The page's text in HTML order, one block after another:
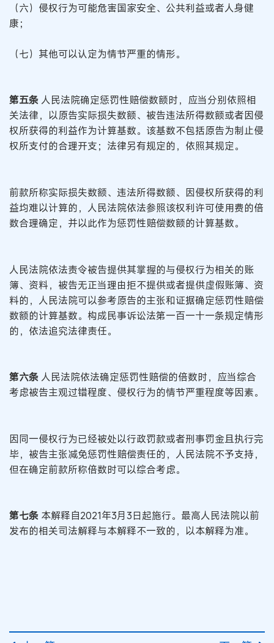
（六）侵权行为可能危害国家安全、公共利益或者人身健
康；
（七）其他可以认定为情节严重的情形。
第五条 人民法院确定惩罚性赔偿数额时，应当分别依照相
关法律，以原告实际损失数额、被告违法所得数额或者因侵
权所获得的利益作为计算基数。该基数不包括原告为制止侵
权所支付的合理开支；法律另有规定的，依照其规定。
前款所称实际损失数额、违法所得数额、因侵权所获得的利
益均难以计算的，人民法院依法参照该权利许可使用费的倍
数合理确定，并以此作为惩罚性赔偿数额的计算基数。
人民法院依法责令被告提供其掌握的与侵权行为相关的账
簿、资料，被告无正当理由拒不提供或者提供虚假账簿、资
料的，人民法院可以参考原告的主张和证据确定惩罚性赔偿
数额的计算基数。构成民事诉讼法第一百一十一条规定情形
的，依法追究法律责任。
第六条 人民法院依法确定惩罚性赔偿的倍数时，应当综合
考虑被告主观过错程度、侵权行为的情节严重程度等因素。
因同一侵权行为已经被处以行政罚款或者刑事罚金且执行完
毕，被告主张减免惩罚性赔偿责任的，人民法院不予支持，
但在确定前款所称倍数时可以综合考虑。
第七条 本解释自2021年3月3日起施行。最高人民法院以前
发布的相关司法解释与本解释不一致的，以本解释为准。